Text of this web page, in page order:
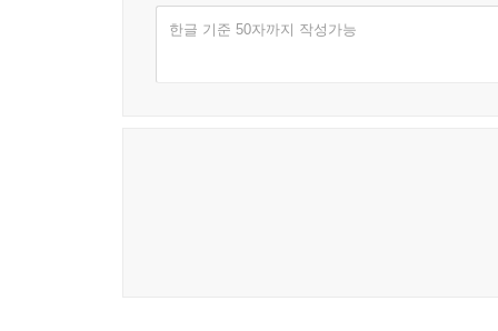
한글 기준 50자까지 작성가능